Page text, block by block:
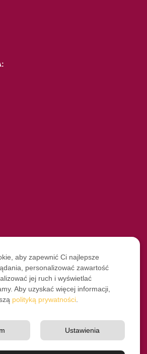
aby zapewnić Ci najlepsze
personalizować zawartość
jej ruch i wyświetlać
Aby uzyskać więcej informacji,
polityką prywatności
Ustawienia